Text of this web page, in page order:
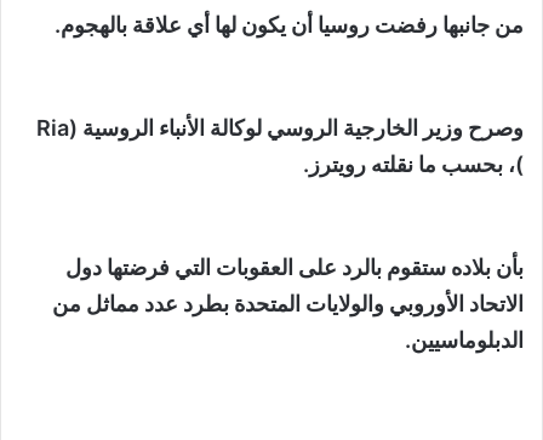
من جانبها رفضت روسيا أن يكون لها أي علاقة بالهجوم.
)، بحسب ما نقلته رويترز.
بأن بلاده ستقوم بالرد على العقوبات التي فرضتها دول
الاتحاد الأوروبي والولايات المتحدة بطرد عدد مماثل من
الدبلوماسيين.